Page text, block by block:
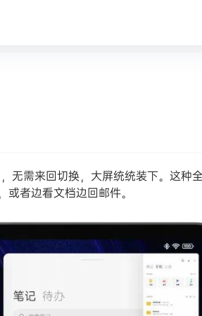
无需来回切换，大屏统统装下。这种
者边看文档边回邮件。